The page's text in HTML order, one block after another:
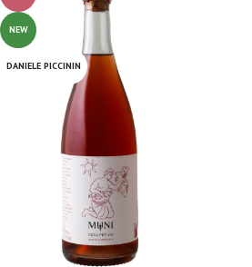
NEW
DANIELE PICCININ